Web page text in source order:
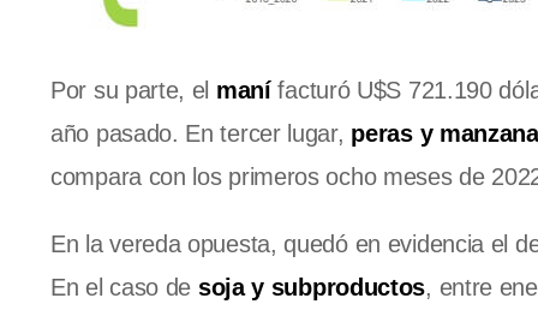
Por su parte, el manífacturó U$S 721.190
año pasado. En tercer lugar, peras y
compara con los primeros ocho meses de
En la vereda opuesta, quedó en evidencia el
En el caso de soja y subproductos, entre